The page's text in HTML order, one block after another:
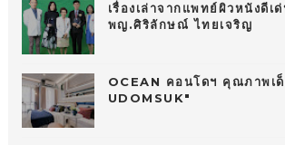
เรื่องเล่าจากแพทย์ผิวหนังดี
พญ.ศิริลักษณ์ ไทยเจริญ
OCEAN คอนโดฯ คุณภาพเ
UDOMSUK"